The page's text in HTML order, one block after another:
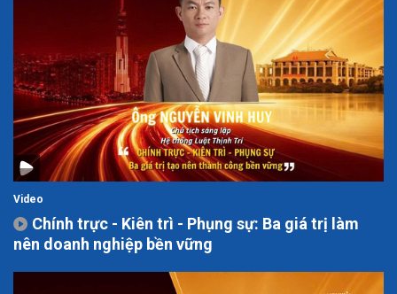
Video
Chính trực - Kiên trì - Phụng sự: Ba giá trị làm
nên doanh nghiệp bền vững